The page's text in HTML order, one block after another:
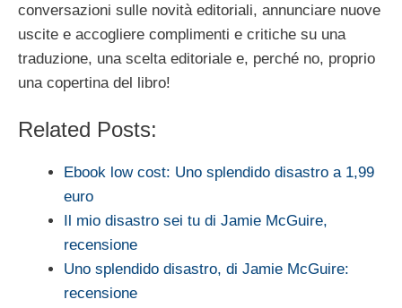
conversazioni sulle novità editoriali, annunciare nuove
uscite e accogliere complimenti e critiche su una
traduzione, una scelta editoriale e, perché no, proprio
una copertina del libro!
Related Posts:
Ebook low cost: Uno splendido disastro a 1,99
euro
Il mio disastro sei tu di Jamie McGuire,
recensione
Uno splendido disastro, di Jamie McGuire:
recensione